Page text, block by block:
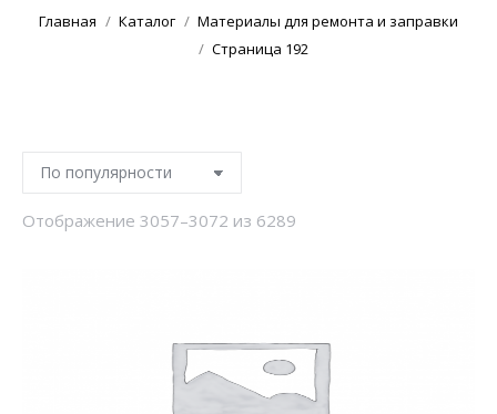
Главная Каталог
Материалы для ремонта и заправки
Страница 192
Отображение 3057–3072 из 6289